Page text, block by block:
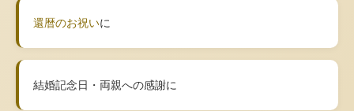
還暦のお祝いに
結婚記念日・両親への感謝に